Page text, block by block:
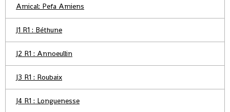
Amical: Pefa Amiens
J1 R1 : Béthune
J2 R1 : Annoeullin
J3 R1 : Roubaix
J4 R1 : Longuenesse